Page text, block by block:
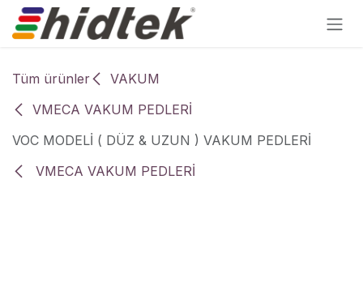
İçereği Atla
Tüm ürünler
VAKUM
VMECA VAKUM PEDLERİ
VOC MODELİ ( DÜZ & UZUN ) VAKUM PEDLERİ
VMECA VAKUM PEDLERİ